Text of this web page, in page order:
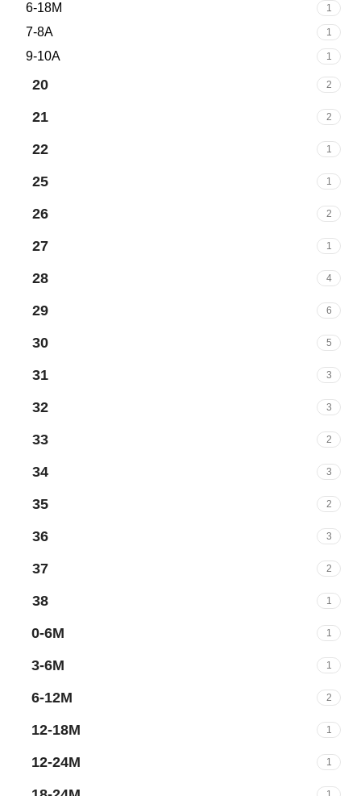
6-18M 1
7-8A 1
9-10A 1
20 2
21 2
22 1
25 1
26 2
27 1
28 4
29 6
30 5
31 3
32 3
33 2
34 3
35 2
36 3
37 2
38 1
0-6M 1
3-6M 1
6-12M 2
12-18M 1
12-24M 1